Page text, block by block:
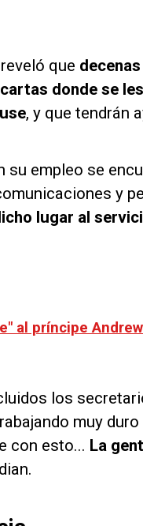
que
donde se
, y que tendrán
su empleo se
y
lugar al
al príncipe
los
muy
con esto... La